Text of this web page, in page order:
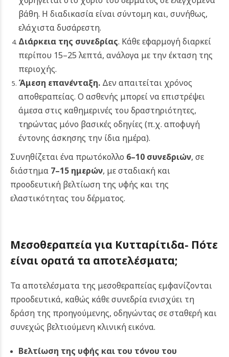
βάθη. Η διαδικασία είναι σύντομη και, συνήθως,
ελάχιστα δυσάρεστη.
Διάρκεια της συνεδρίας. Κάθε εφαρμογή διαρκεί
περίπου 15–25 λεπτά, ανάλογα με την έκταση της
περιοχής.
Άμεση επανένταξη.Δεν απαιτείται χρόνος
αποθεραπείας. Ο ασθενής μπορεί να επιστρέψει
άμεσα στις καθημερινές του δραστηριότητες,
τηρώντας μόνο βασικές οδηγίες (π.χ. αποφυγή
έντονης άσκησης την ίδια ημέρα).
Συνηθίζεται ένα πρωτόκολλο 6–10 συνεδριών, σε
διάστημα 7–15 ημερών, με σταδιακή και
προοδευτική βελτίωση της υφής και της
ελαστικότητας του δέρματος.
Μεσοθεραπεία για Κυτταρίτιδα- Πότε
είναι ορατά τα αποτελέσματα;
Τα αποτελέσματα της μεσοθεραπείας εμφανίζονται
προοδευτικά, καθώς κάθε συνεδρία ενισχύει τη
δράση της προηγούμενης, οδηγώντας σε σταθερή και
συνεχώς βελτιούμενη κλινική εικόνα.
Βελτίωση της υφής και του τόνου του